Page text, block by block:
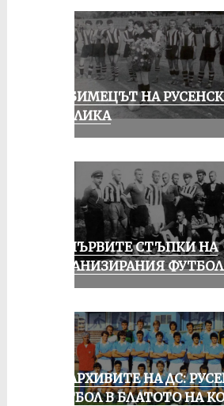
ЛЮБИМЕЦЪТ НА
ПУБЛИКА
ЗА ПЪРВИТЕ СТЪПКИ НА
ОРГАНИЗИРАНИЯ ФУТБОЛ
ИЗ АРХИВИТЕ НА ДС:
ФУТБОЛ В БЛАТОТО НА